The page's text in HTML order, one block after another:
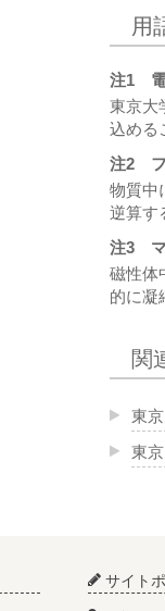
用
注1 電
東京大
込める
注2 フ
物質中
逆算す
注3 マ
磁性体
的に凝
関
東
東
サイト